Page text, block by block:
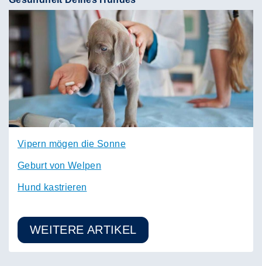
Vipern mögen die Sonne
Geburt von Welpen
Hund kastrieren
WEITERE ARTIKEL